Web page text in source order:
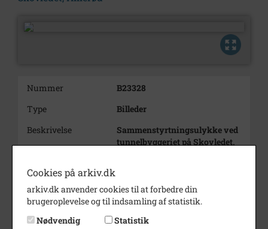
Nummer
B23328
Type
Billeder
Beskrivelse
Sammenstyrtningsulykke ved
tunnelbyggeriet på Skovledet,
Årstal
Dateringsnote
15/12 1972
Fotograf
Jørgen Rubæk Hansen
Cookies på arkiv.dk
arkiv.dk anvender cookies til at forbedre din
brugeroplevelse og til indsamling af statistik.
Nødvendig
Statistik